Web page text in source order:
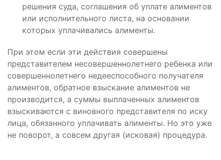
решения суда, соглашения об уплате алиментов
или исполнительного листа, на основании
которых уплачивались алименты.
При этом если эти действия совершены
представителем несовершеннолетнего ребенка или
совершеннолетнего недееспособного получателя
алиментов, обратное взыскание алиментов не
производится, а суммы выплаченных алиментов
взыскиваются с виновного представителя по иску
лица, обязанного уплачивать алименты. Но это уже
не поворот, а совсем другая (исковая) процедура.